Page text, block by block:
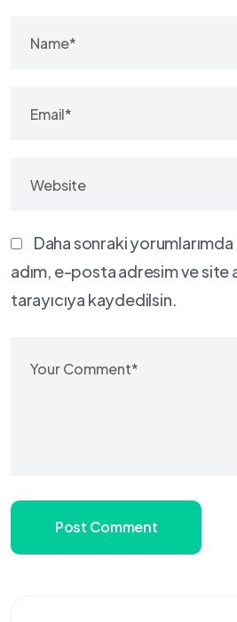
Daha sonraki yorumlarımda
adım, e-posta adresim ve site
tarayıcıya kaydedilsin.
Post Comment